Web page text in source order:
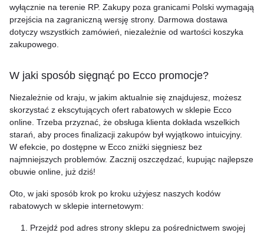
wyłącznie na terenie RP. Zakupy poza granicami Polski wymagają
przejścia na zagraniczną wersję strony. Darmowa dostawa
dotyczy wszystkich zamówień, niezależnie od wartości koszyka
zakupowego.
W jaki sposób sięgnąć po Ecco promocje?
Niezależnie od kraju, w jakim aktualnie się znajdujesz, możesz
skorzystać z ekscytujących ofert rabatowych w sklepie Ecco
online. Trzeba przyznać, że obsługa klienta dokłada wszelkich
starań, aby proces finalizacji zakupów był wyjątkowo intuicyjny.
W efekcie, po dostępne w Ecco zniżki sięgniesz bez
najmniejszych problemów. Zacznij oszczędzać, kupując najlepsze
obuwie online, już dziś!
Oto, w jaki sposób krok po kroku użyjesz naszych kodów
rabatowych w sklepie internetowym:
Przejdź pod adres strony sklepu za pośrednictwem swojej